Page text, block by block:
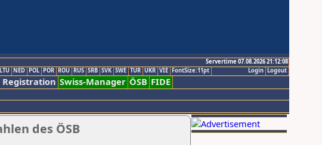
Servertime 07.08.2026 21:12:08
Logout
Login
LTU NED POL POR ROU RUS SRB SVK SWE TUR UKR VIE FontSize:11pt
Registration Swiss-Manager ÖSB FIDE
des ÖSB